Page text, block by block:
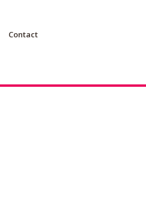
Contact